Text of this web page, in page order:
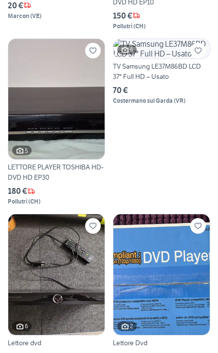
20 €
Marcon(VE)
DVD HD EP10
150 €
Pollutri(CH)
5
LETTORE PLAYER TOSHIBA HD-
DVD HD EP30
180 €
Pollutri(CH)
6
TV Samsung LE37M86BD LCD
37" Full HD – Usato
70 €
Costermano sul Garda (VR)
6
Lettore dvd
2
Lettore Dvd